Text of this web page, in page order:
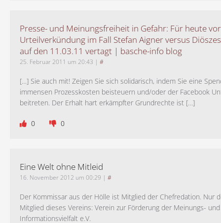
Presse- und Meinungsfreiheit in Gefahr: Für heute
Urteilverkündung im Fall Stefan Aigner versus
auf den 11.03.11 vertagt | basche-info blog
25. Februar 2011 um 20:43 | #
[…] Sie auch mit! Zeigen Sie sich solidarisch, indem Sie eine
immensen Prozesskosten beisteuern und/oder der Facebook
beitreten. Der Erhalt hart erkämpfter Grundrechte ist […]
0 0
Eine Welt ohne Mitleid
16. November 2012 um 00:29 | #
Der Kommissar aus der Hölle ist Mitglied der Chefredation. Nur
Mitglied dieses Vereins: Verein zur Förderung der Meinungs- und
Informationsvielfalt e.V.